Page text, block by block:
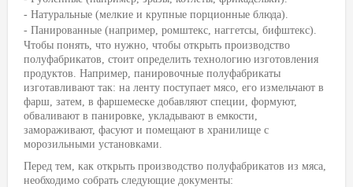
- Натуральные (мелкие и крупные порционные блюда).
- Панированные (например, ромштекс, наггетсы, бифштекс).
Чтобы понять, что нужно, чтобы открыть производство
полуфабрикатов, стоит определить технологию изготовления
продуктов. Например, панировочные полуфабрикаты
изготавливают так: на ленту поступает мясо, его измельчают в
фарш, затем, в фаршемеске добавляют специи, формуют,
обваливают в панировке, укладывают в емкости,
замораживают, фасуют и помещают в хранилище с
морозильными установками.
Перед тем, как открыть производство полуфабрикатов из мяса,
необходимо собрать следующие документы: